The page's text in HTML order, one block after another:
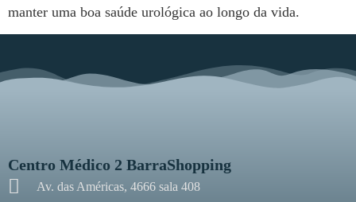
manter uma boa saúde urológica ao longo da vida.
Centro Médico 2 BarraShopping
Av. das Américas, 4666 sala 408